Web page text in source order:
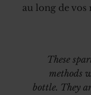
au long de vos
These
methods
bottle. They